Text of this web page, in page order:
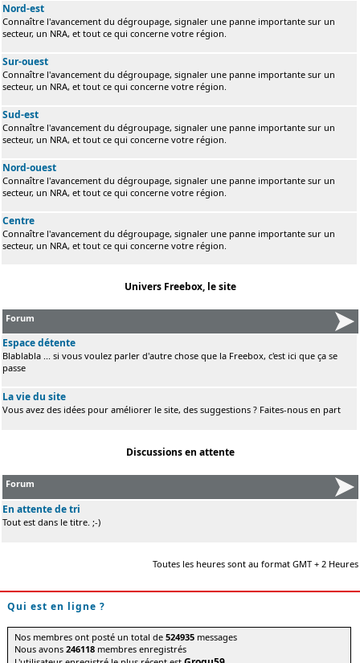
Nord-est
Connaître l'avancement du dégroupage, signaler une panne importante sur un
secteur, un NRA, et tout ce qui concerne votre région.
Sur-ouest
Connaître l'avancement du dégroupage, signaler une panne importante sur un
secteur, un NRA, et tout ce qui concerne votre région.
Sud-est
Connaître l'avancement du dégroupage, signaler une panne importante sur un
secteur, un NRA, et tout ce qui concerne votre région.
Nord-ouest
Connaître l'avancement du dégroupage, signaler une panne importante sur un
secteur, un NRA, et tout ce qui concerne votre région.
Centre
Connaître l'avancement du dégroupage, signaler une panne importante sur un
secteur, un NRA, et tout ce qui concerne votre région.
Univers Freebox, le site
Forum
Espace détente
Blablabla ... si vous voulez parler d'autre chose que la Freebox, c'est ici que ça se
passe
La vie du site
Vous avez des idées pour améliorer le site, des suggestions ? Faites-nous en part
Discussions en attente
Forum
En attente de tri
Tout est dans le titre. ;-)
Toutes les heures sont au format GMT + 2 Heures
Qui est en ligne ?
Nos membres ont posté un total de524935 messages
Nous avons246118 membres enregistrés